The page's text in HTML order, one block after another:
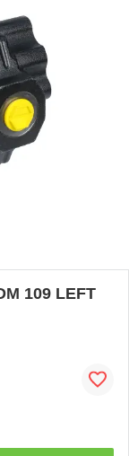
109 LEFT